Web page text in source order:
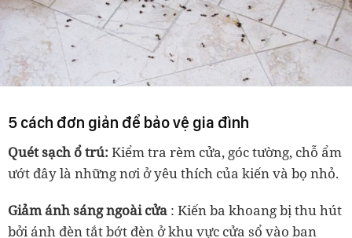
5 cách đơn giản để bảo vệ gia đình
Quét sạch ổ trú:Kiểm tra rèm cửa, góc tường, chỗ ẩm
ướt đây là những nơi ở yêu thích của kiến và bọ nhỏ.
Giảm ánh sáng ngoài cửa : Kiến ba khoang bị thu hút
bởi ánh đèn tắt bớt đèn ở khu vực cửa sổ vào ban